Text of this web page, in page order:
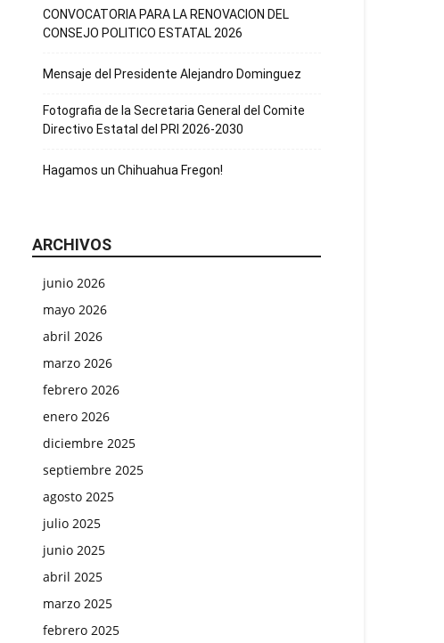
CONVOCATORIA PARA LA RENOVACION DEL
CONSEJO POLITICO ESTATAL 2026
Mensaje del Presidente Alejandro Dominguez
Fotografia de la Secretaria General del Comite
Directivo Estatal del PRI 2026-2030
Hagamos un Chihuahua Fregon!
ARCHIVOS
junio 2026
mayo 2026
abril 2026
marzo 2026
febrero 2026
enero 2026
diciembre 2025
septiembre 2025
agosto 2025
julio 2025
junio 2025
abril 2025
marzo 2025
febrero 2025